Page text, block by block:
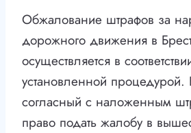
Обжалование штрафов за
дорожного движения в
осуществляется в
установленной процедурой.
согласный с наложенным
право подать жалобу в